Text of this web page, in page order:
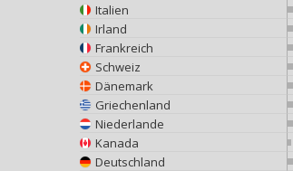
Italien
Irland
Frankreich
Schweiz
Dänemark
Griechenland
Niederlande
Kanada
Deutschland